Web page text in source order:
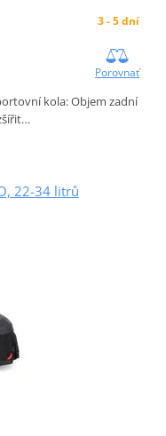
3 - 5 dní
Porovnať
kola: Objem zadní
22-34 litrů